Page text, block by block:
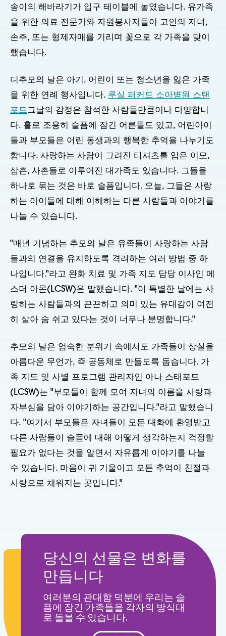
송이의 해바라기가 입구 테이블에 놓였습니다. 유가족
을 위한 의료 전문가와 자원봉사자들이 고인의 자녀,
손주, 또는 형제자매를 기리며 꽃으로 각 가족을 맞이
했습니다.
디 추모의 날은 아기, 어린이 또는 청소년을 잃은 가족
을 위한 연례 행사입니다. 루실 패커드 소아병원 스탠
포드그날의 감정은 참석한 사람들만큼이나 다양합니
다. 홀로 조용히 슬픔에 잠긴 어른들도 있고, 어린아이
들과 부모들은 어린 동생과의 행복한 추억을 나누기도
합니다. 사랑하는 사람이 그려진 티셔츠를 입은 이모,
삼촌, 사촌들로 이루어진 대가족도 있습니다. 그들을
하나로 묶는 것은 바로 슬픔입니다. 오늘, 그들은 사랑
하는 아이들에 대해 이해하는 다른 사람들과 이야기를
나눌 수 있습니다.
"매년 기념하는 추모의 날은 유족들이 사랑하는 사람
들과의 연결을 유지하도록 격려하는 여러 방법 중 하
나입니다."라고 완화 치료 및 가족 지도 담당 이사인 에
스더 아몬(LCSW)은 말했습니다. "이 특별한 날에는 사
랑하는 사람들과의 끈끈하고 의미 있는 유대감이 여전
히 살아 숨 쉬고 있다는 것이 너무나 분명합니다."
추모의 날은 엄숙한 분위기 속에서도 가족들이 상실을
아름다운 무언가, 즉 공동체로 만들도록 돕습니다. 가
족 지도 및 사별 프로그램 관리자인 아나 스태포드
(LCSW)는 "부모들이 함께 모여 자녀의 이름을 사랑과
자부심을 담아 이야기하는 공간입니다."라고 말했습니
다. "여기서 부모들은 자녀들이 모든 대화에 환영받고
다른 사람들이 슬픔에 대해 어떻게 생각하는지 걱정할
필요가 없다는 것을 알면서 자유롭게 이야기를 나눌
수 있습니다. 마음이 귀 기울이고 모든 추억이 친절과
사랑으로 채워지는 곳입니다."
당신의 선물은 변화를
만듭니다
여러분의 관대함 덕분에 우리는 슬
픔에 잠긴 가족들을 각자의 방식대
로 돌볼 수 있습니다.